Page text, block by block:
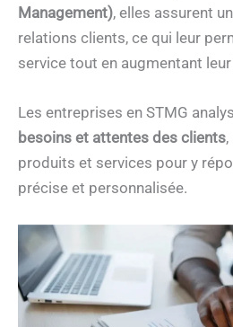
Management), elles assurent
relations clients, ce qui leur
service tout en augmentant
Les entreprises en STMG
besoins et attentes des clients
produits et services pour y
précise et personnalisée.